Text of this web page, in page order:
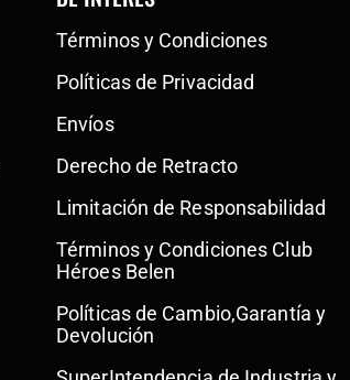
Términos y Condiciones
Políticas de Privacidad
Envíos
Derecho de Retracto
Limitación de Responsabilidad
Términos y Condiciones Club
Héroes Belen
Políticas de Cambio,Garantía y
Devolución